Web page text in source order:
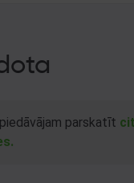
parskatīt